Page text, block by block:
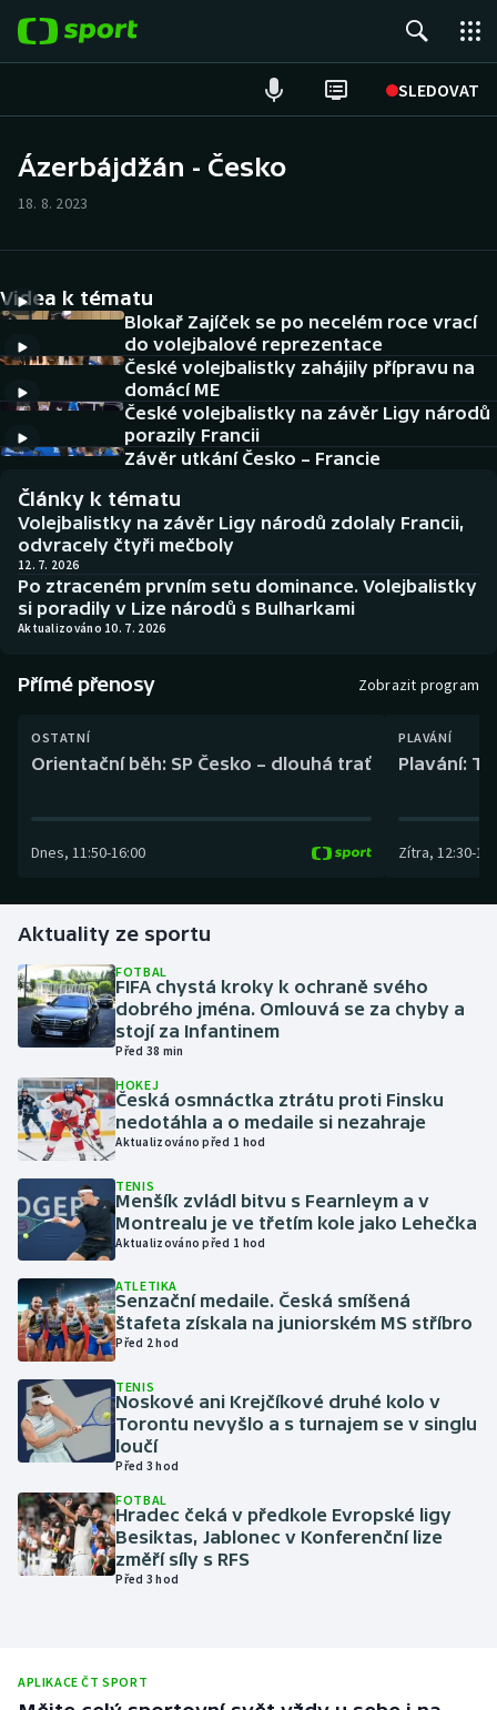
SLEDOVAT
Hokej
Tenis
Atletika
Cyklistika
DALŠÍ SPORTY
Americký fotbal
Baseball a softbal
Basketbal
Biatlon
Boby a skeleton
Futsal
Golf
Gymnastika
Házená
Jezdectví
Judo
Krasobruslení
Lezení
Lyže a snowboard
Moderní pětiboj
Motorsport
Olympijské hry
Parasport
Plážový volejbal
NEPŘEHLÉDNĚTE
Soutěže
Historické návraty
Aplikace ČT sport
AZ kvíz
Ázerbájdžán - Česko
18. 8. 2023
Videa k tématu
Blokař Zajíček se po necelém roce vrací
do volejbalové reprezentace
České volejbalistky zahájily přípravu na
domácí ME
České volejbalistky na závěr Ligy národů
porazily Francii
Závěr utkání Česko – Francie
Články k tématu
Volejbalistky na závěr Ligy národů zdolaly Francii,
odvracely čtyři mečboly
12. 7. 2026
Po ztraceném prvním setu dominance. Volejbalistky
si poradily v Lize národů s Bulharkami
Aktualizováno 10. 7. 2026
Přímé přenosy Zobrazit program
OSTATNÍ
Orientační běh: SP Česko – dlouhá trať
Dnes, 11:50-16:00
PLAVÁNÍ
Plavání:
Zítra, 12:30-
Aktuality ze sportu
FOTBAL
FIFA chystá kroky k ochraně svého
dobrého jména. Omlouvá se za chyby a
stojí za Infantinem
Před 38 min
HOKEJ
Česká osmnáctka ztrátu proti Finsku
nedotáhla a o medaile si nezahraje
Aktualizováno před 1 hod
TENIS
Menšík zvládl bitvu s Fearnleym a v
Montrealu je ve třetím kole jako Lehečka
Aktualizováno před 1 hod
ATLETIKA
Senzační medaile. Česká smíšená
štafeta získala na juniorském MS stříbro
Před 2 hod
TENIS
Noskové ani Krejčíkové druhé kolo v
Torontu nevyšlo a s turnajem se v singlu
loučí
Před 3 hod
FOTBAL
Hradec čeká v předkole Evropské ligy
Besiktas, Jablonec v Konferenční lize
změří síly s RFS
Před 3 hod
APLIKACE ČT SPORT